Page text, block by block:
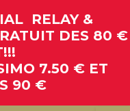
RELAY &
DES 80 €
7.50 € ET
90 €